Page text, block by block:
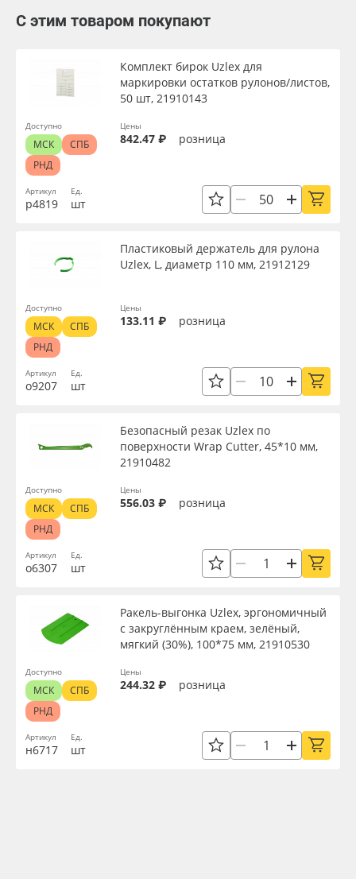
С этим товаром покупают
Артикул
р4819
Комплект бирок Uzlex для
маркировки остатков рулонов/листов,
50 шт, 21910143
Ед.
шт
Цены
842.47 ₽ розница
Доступно
МСК
СПБ
РНД
Артикул
о9207
Пластиковый держатель для рулона
Uzlex, L, диаметр 110 мм, 21912129
Ед.
шт
Цены
133.11 ₽ розница
Доступно
МСК
СПБ
РНД
Артикул
о6307
Безопасный резак Uzlex по
поверхности Wrap Cutter, 45*10 мм,
21910482
Ед.
шт
Цены
556.03 ₽ розница
Доступно
МСК
СПБ
РНД
Артикул
н6717
Ракель-выгонка Uzlex, эргономичный
с закруглённым краем, зелёный,
мягкий (30%), 100*75 мм, 21910530
Ед.
шт
Цены
244.32 ₽ розница
Доступно
МСК
СПБ
РНД